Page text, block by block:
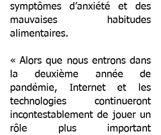
symptômes d’anxiété et des
mauvaises habitudes
alimentaires.
« Alors que nous entrons dans
la deuxième année de
pandémie, Internet et les
technologies continueront
incontestablement de jouer un
rôle plus important